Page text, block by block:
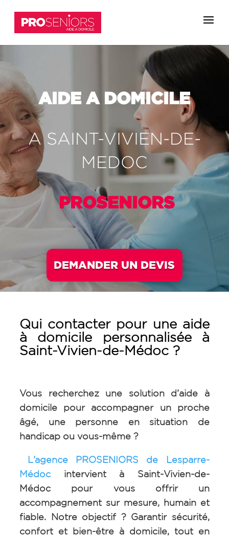
AIDE A DOMICILE
A SAINT-VIVIEN-DE-
MEDOC
PROSENIORS
DEMANDER UN DEVIS
Qui contacter pour une aide
à domicile personnalisée à
Saint-Vivien-de-Médoc ?
Vous recherchez une solution d’aide à
domicile pour accompagner un proche
âgé, une personne en situation de
handicap ou vous-même ?
L’agence PROSENIORS de Lesparre-
Médocintervient à Saint-Vivien-de-
Médoc
pour vous offrir un
accompagnement sur mesure, humain et
fiable. Notre objectif ? Garantir sécurité,
confort et bien-être à domicile, tout en